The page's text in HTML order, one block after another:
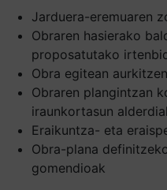
Jarduera-eremuaren
Obraren hasierako
proposatutako
Obra egitean
Obraren plangintzan
iraunkortasun
Eraikuntza- eta
Obra-plana
gomendioak